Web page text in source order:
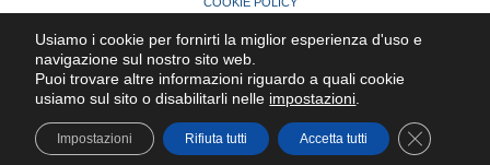
CREDITS
Seguici su
Usiamo i cookie per fornirti la miglior esperienza d'uso e
navigazione sul nostro sito web.
Puoi trovare altre informazioni riguardo a quali cookie
usiamo sul sito o disabilitarli nelle impostazioni
Accetta tutti
Rifiuta tutti
Impostazioni Close